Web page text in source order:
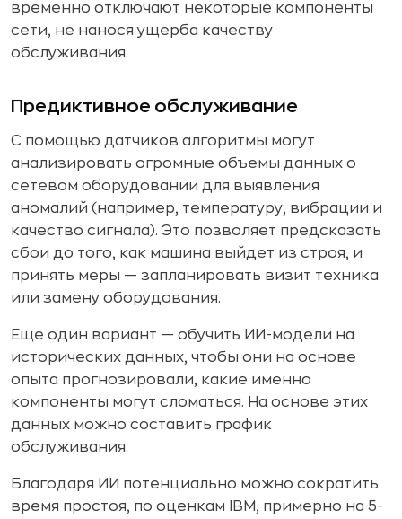
временно отключают некоторые компоненты
сети, не нанося ущерба качеству
обслуживания.
Предиктивное обслуживание
С помощью датчиков алгоритмы могут
анализировать огромные объемы данных о
сетевом оборудовании для выявления
аномалий (например, температуру, вибрации и
качество сигнала). Это позволяет предсказать
сбои до того, как машина выйдет из строя, и
принять меры — запланировать визит техника
или замену оборудования.
Еще один вариант — обучить ИИ-модели на
исторических данных, чтобы они на основе
опыта прогнозировали, какие именно
компоненты могут сломаться. На основе этих
данных можно составить график
обслуживания.
Благодаря ИИ потенциально можно сократить
время простоя, по оценкам IBM, примерно на 5-